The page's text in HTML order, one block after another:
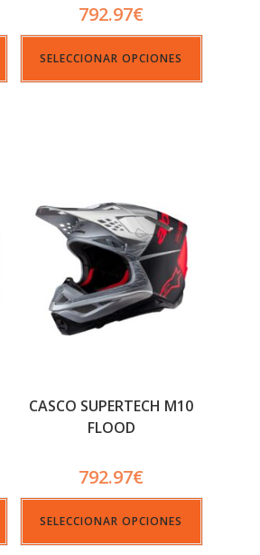
792.97€
SELECCIONAR OPCIONES
CASCO SUPERTECH M10
FLOOD
792.97€
SELECCIONAR OPCIONES